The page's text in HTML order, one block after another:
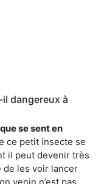
dangereux à
se sent en
ce petit insecte se
il peut devenir très
de les voir lancer
venin n’est pas